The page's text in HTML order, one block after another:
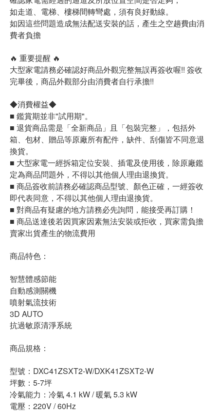
如走道、電梯、樓梯間轉彎處，須有良好動線。
如因這些問題造成無法配送安裝的話，產生之空趟費由消
費者負擔
🔥 重要提醒 🔥
大型家電請務必確認好商品外觀完整無誤再簽收喔!! 簽收
完畢後，商品外觀部分由消費者自行承擔!!
◆消費權益◆
■ 鑑賞期並非"試用期"。
■ 退貨商品需是「全新商品」且「包裝完整」，包括外
箱、包材、贈品等原廠所有配件，缺件、刮傷皆不同意退
換貨。
■ 大型家電一經拆箱定位安裝、插電及使用後，除原廠鑑
定為商品問題外，不得以其他個人理由退換貨。
■ 商品簽收前請務必確認商品型號、顏色正確，一經簽收
即代表同意，不得以其他個人理由退換貨。
■ 對商品有疑慮的地方請務必先詢問，能接受再訂購！
■ 商品送達後若因買家因素無法安裝或拒收，買家需負擔
賣家出貨產生的物流費用
商品特色：
智慧體感節能
自動感測關機
噴射氣流技術
3D AUTO
抗過敏原清淨系統
商品規格：
型號：DXC41ZSXT2-W/DXK41ZSXT2-W
坪數：5-7坪
冷氣能力：冷氣 4.1 kW / 暖氣 5.3 kW
電壓：220V / 60Hz